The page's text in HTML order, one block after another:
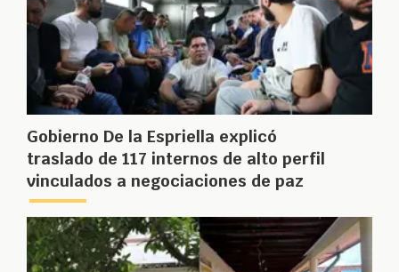
Gobierno De la Espriella explicó
traslado de 117 internos de alto perfil
vinculados a negociaciones de paz